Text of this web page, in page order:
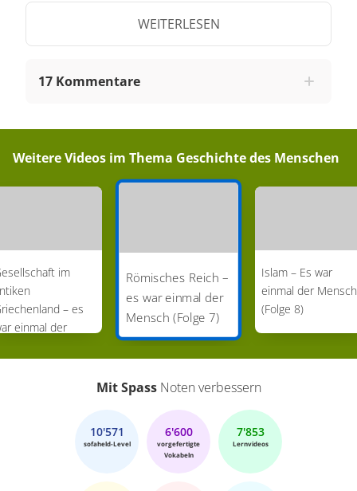
WEITERLESEN
17 Kommentare
Weitere Videos im Thema Geschichte des Menschen
im
– es
einmal der
Römisches Reich –
es war einmal der
Mensch (Folge 7)
Islam – Es war
einmal der Mensch
(Folge 8)
Mit SpassNoten verbessern
10'571
sofaheld-Level
6'600
vorgefertigte
Vokabeln
7'853
Lernvideos